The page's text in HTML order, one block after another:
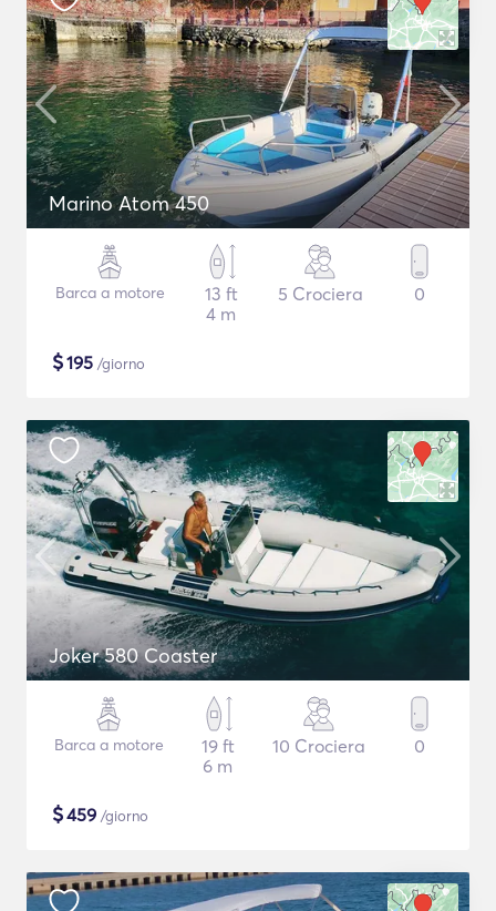
Marino Atom 450
Barca a motore
13 ft
4 m
5 Crociera 0
$195 /giorno
Joker 580 Coaster
Barca a motore
19 ft
6 m
10 Crociera 0
$459 /giorno